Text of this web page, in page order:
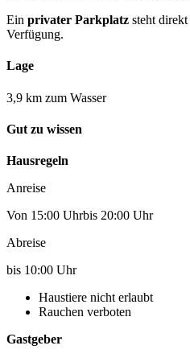
Ein privater Parkplatz steht
Verfügung.
Lage
3,9 km zum Wasser
Gut zu wissen
Hausregeln
Anreise
Von 15:00 Uhrbis 20:00 Uhr
Abreise
bis 10:00 Uhr
Haustiere nicht erlaubt
Rauchen verboten
Gastgeber